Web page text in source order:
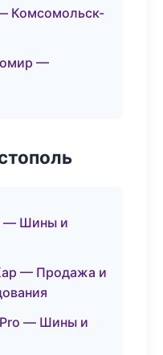
Комсомольск-
—
— Шины и
— Продажа и
— Шины и